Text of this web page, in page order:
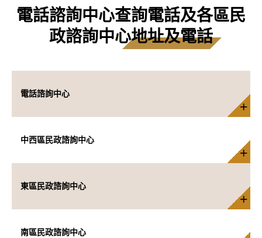
電話諮詢中心查詢電話及各區民
政諮詢中心地址及電話
電話諮詢中心
中西區民政諮詢中心
東區民政諮詢中心
南區民政諮詢中心